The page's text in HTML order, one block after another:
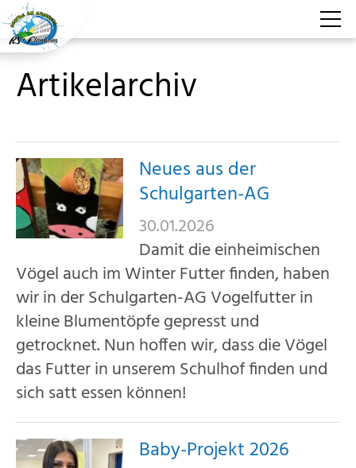
Aktuelles
Artikelarchiv
Terminkalender
Ereignistage
GTS
Für Schüler
Für Eltern
Über uns
Artikelarchiv
Neues aus der
Schulgarten-AG
30.01.2026
Damit die einheimischen
Vögel auch im Winter Futter finden, haben
wir in der Schulgarten-AG Vogelfutter in
kleine Blumentöpfe gepresst und
getrocknet. Nun hoffen wir, dass die Vögel
das Futter in unserem Schulhof finden und
sich satt essen können!
Baby-Projekt 2026